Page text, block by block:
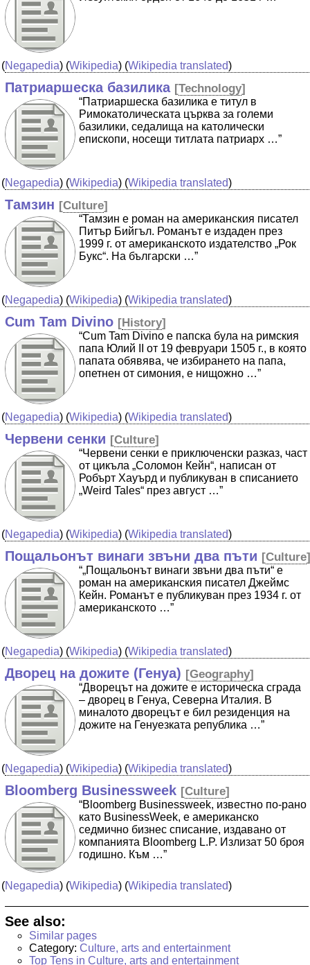
(Negapedia) (Wikipedia) (Wikipedia translated)
Патриаршеска базилика [Technology]
“Патриаршеска базилика е титул в
Римокатолическата църква за големи
базилики, седалища на католически
епископи, носещи титлата патриарх …”
(Negapedia) (Wikipedia) (Wikipedia translated)
Тамзин [Culture]
“Тамзин е роман на американския писател
Питър Бийгъл. Романът е издаден през
1999 г. от американското издателство „Рок
Букс“. На български …”
(Negapedia) (Wikipedia) (Wikipedia translated)
Cum Tam Divino [History]
“Cum Tam Divino е папска була на римския
папа Юлий II от 19 февруари 1505 г., в която
папата обявява, че избирането на папа,
опетнен от симония, е нищожно …”
(Negapedia) (Wikipedia) (Wikipedia translated)
Червени сенки [Culture]
“Червени сенки е приключенски разказ, част
от цикъла „Соломон Кейн“, написан от
Робърт Хауърд и публикуван в списанието
„Weird Tales“ през август …”
(Negapedia) (Wikipedia) (Wikipedia translated)
Пощальонът винаги звъни два пъти [Culture]
“„Пощальонът винаги звъни два пъти“ е
роман на американския писател Джеймс
Кейн. Романът е публикуван през 1934 г. от
американското …”
(Negapedia) (Wikipedia) (Wikipedia translated)
Дворец на дожите (Генуа) [Geography]
“Дворецът на дожите е историческа сграда
– дворец в Генуа, Северна Италия. В
миналото дворецът е бил резиденция на
дожите на Генуезката република …”
(Negapedia) (Wikipedia) (Wikipedia translated)
Bloomberg Businessweek [Culture]
“Bloomberg Businessweek, известно по-рано
като BusinessWeek, е американско
седмично бизнес списание, издавано от
компанията Bloomberg L.P. Излизат 50 броя
годишно. Към …”
(Negapedia) (Wikipedia) (Wikipedia translated)
See also:
Similar pages
Category: Culture, arts and entertainment
Top Tens in Culture, arts and entertainment